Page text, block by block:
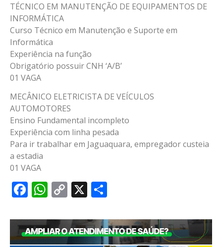
TÉCNICO EM MANUTENÇÃO DE EQUIPAMENTOS DE
INFORMÁTICA
Curso Técnico em Manutenção e Suporte em
Informática
Experiência na função
Obrigatório possuir CNH ‘A/B’
01 VAGA
MECÂNICO ELETRICISTA DE VEÍCULOS
AUTOMOTORES
Ensino Fundamental incompleto
Experiência com linha pesada
Para ir trabalhar em Jaguaquara, empregador custeia
a estadia
01 VAGA
Facebook
WhatsApp
Copy
X